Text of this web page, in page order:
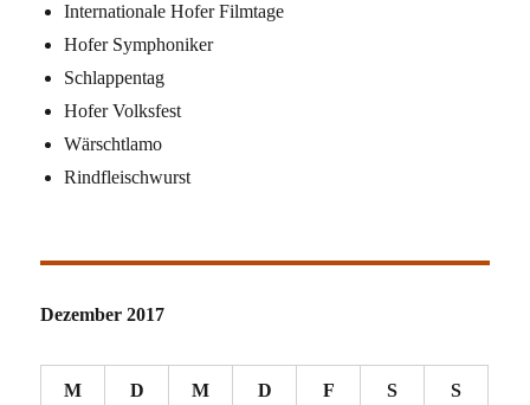
Internationale Hofer Filmtage
Hofer Symphoniker
Schlappentag
Hofer Volksfest
Wärschtlamo
Rindfleischwurst
Dezember 2017
M D M D F S S